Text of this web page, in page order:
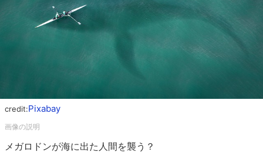
credit:Pixabay
メガロドンが海に出た人間を襲う？